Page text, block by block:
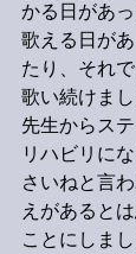
かる日があ
歌える日が
たり、それ
歌い続けまし
先生からス
リハビリに
さいねと言
えがあると
ことにしま